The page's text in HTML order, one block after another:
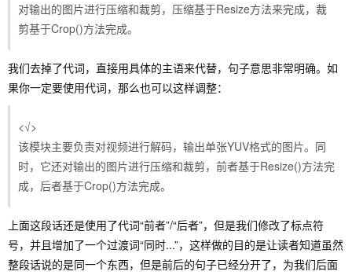
对输出的图片进行压缩和裁剪，压缩基于Resize方法来完成，裁
剪基于Crop()方法完成。
我们去掉了代词，直接用具体的主语来代替，句子意思非常明确。如
果你一定要使用代词，那么也可以这样调整：
<√>
该模块主要负责对视频进行解码，输出单张YUV格式的图片。同
时，它还对输出的图片进行压缩和裁剪，前者基于Resize()方法完
成，后者基于Crop()方法完成。
上面这段话还是使用了代词“前者”/“后者”，但是我们修改了标点符
号，并且增加了一个过渡词“同时...”，这样做的目的是让读者知道虽然
整段话说的是同一个东西，但是前后的句子已经分开了，为我们后面